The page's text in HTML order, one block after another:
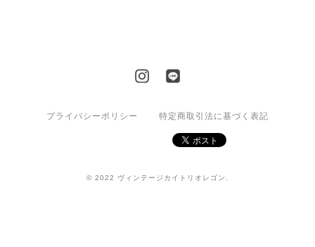
プライバシーポリシー 特定商取引法に基づく表記
© 2022 ヴィンテージカイトリオレゴン.